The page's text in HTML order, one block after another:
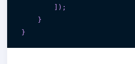
] ) ;
}
}